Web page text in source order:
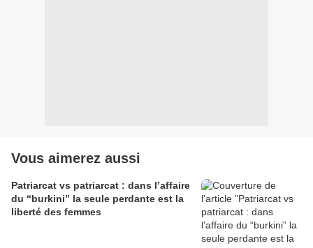
Vous aimerez aussi
Patriarcat vs patriarcat : dans l’affaire
du “burkini” la seule perdante est la
liberté des femmes